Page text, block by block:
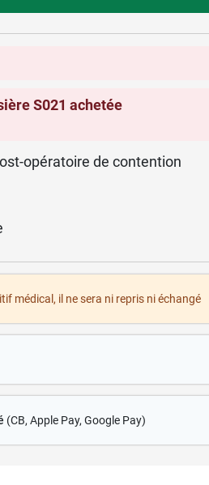
S021 achetée
opératoire de contention
médical, il ne sera ni repris ni échangé
(CB, Apple Pay, Google Pay)